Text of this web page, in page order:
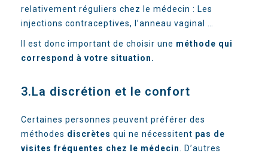
relativement réguliers chez le médecin : Les
injections contraceptives, l’anneau vaginal …
Il est donc important de choisir une méthode qui
correspond à votre situation.
3.La discrétion et le confort
Certaines personnes peuvent préférer des
méthodes discrètes qui ne nécessitent pas de
visites fréquentes chez le médecin
. D’autres